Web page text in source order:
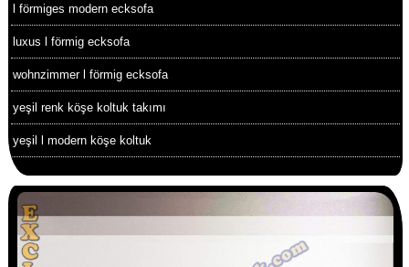
l förmiges modern ecksofa
luxus l förmig ecksofa
wohnzimmer l förmig ecksofa
yeşil renk köşe koltuk takımı
yeşil l modern köşe koltuk